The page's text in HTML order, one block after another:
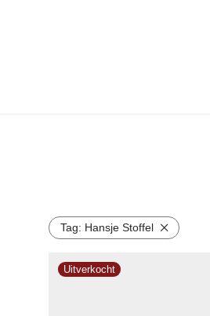
Tag: Hansje Stoffel